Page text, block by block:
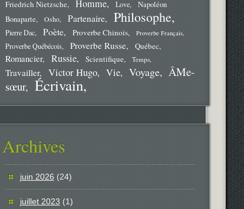
Friedrich Nietzsche Homme Love
Napoléon
Bonaparte
Osho Partenaire Philosophe
Pierre Dac Poète Proverbe Chinois Proverbe Français
Proverbe Québécois Proverbe Russe Québec
Romancier Russie Scientifique Temps
Travailler Victor Hugo Vie Voyage
ÂMe-
sœur
Écrivain
Archives
juin 2026 (24)
juillet 2023 (1)